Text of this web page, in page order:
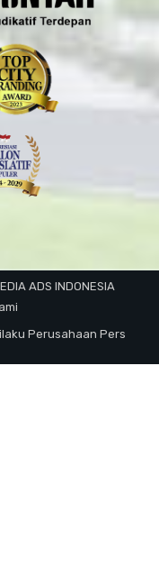
ADS INDONESIA
Perusahaan Pers